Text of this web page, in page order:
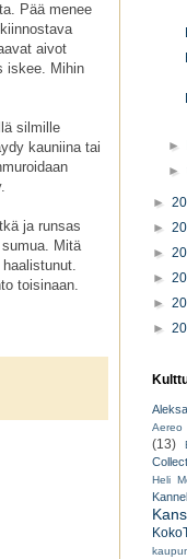
Pää menee
aivot
iskee. Mihin
silmille
kauniina tai
ja runsas
Mitä
toisinaan.
►
►
►
►
►
►
►
►
Aereo
(13)
Heli